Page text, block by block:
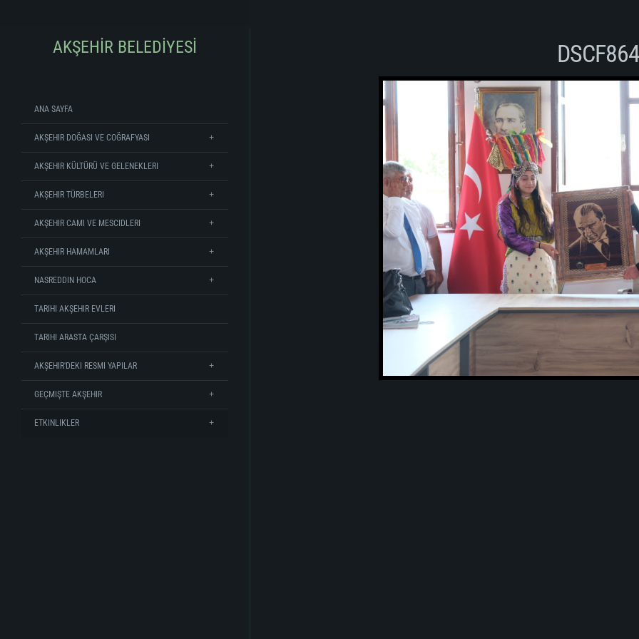
AKŞEHİR BELEDİYESİ
ANA SAYFA
AKŞEHIR DOĞASI VE COĞRAFYASI
AKŞEHIR KÜLTÜRÜ VE GELENEKLERI
AKŞEHIR TÜRBELERI
AKŞEHIR CAMI VE MESCIDLERI
AKŞEHIR HAMAMLARI
NASREDDIN HOCA
TARIHI AKŞEHIR EVLERI
TARIHI ARASTA ÇARŞISI
AKŞEHIR'DEKI RESMI YAPILAR
GEÇMIŞTE AKŞEHIR
ETKINLIKLER